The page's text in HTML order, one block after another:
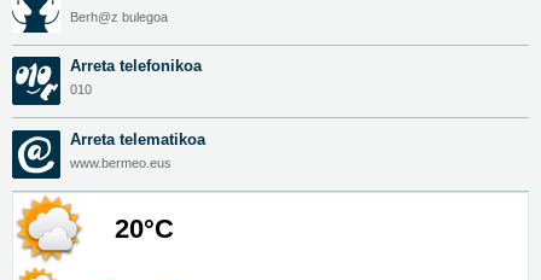
Berh@z bulegoa
Arreta telefonikoa
010
Arreta telematikoa
www.bermeo.eus